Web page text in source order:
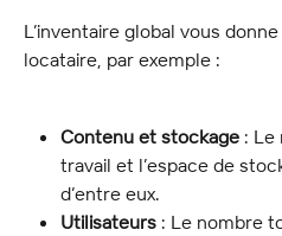
L’inventaire global vous
locataire, par exemple :
Contenu et stockage : Le
travail et l’espace de
d’entre eux.
Utilisateurs : Le nombre